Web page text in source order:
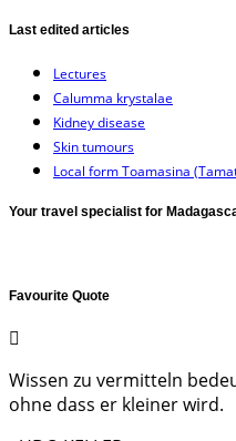
Last edited articles
Lectures
Calumma krystalae
Kidney disease
Skin tumours
Local form Toamasina
Your travel specialist for
Favourite Quote
Wissen zu vermitteln
ohne dass er kleiner wird.